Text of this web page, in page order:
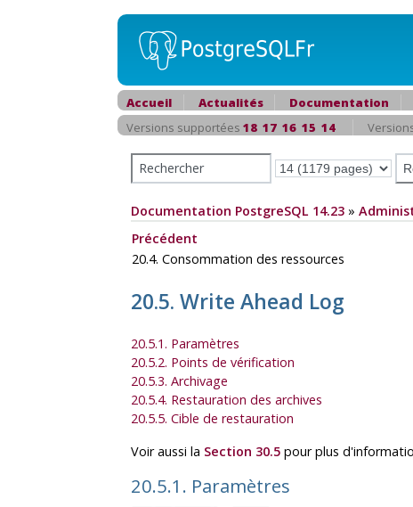
Accueil Actualités Documentation
Versions supportées 18 17 16 15 14
Documentation PostgreSQL 14.23 »
Précédent
20.4. Consommation des ressources
20.5. Write Ahead Log
20.5.1. Paramètres
20.5.2. Points de vérification
20.5.3. Archivage
20.5.4. Restauration des archives
20.5.5. Cible de restauration
Voir aussi la Section 30.5 pour plus
20.5.1. Paramètres